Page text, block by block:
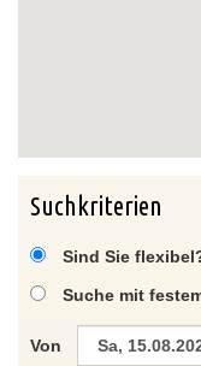
Suchkriterien
Sind Sie
Suche mit
Von